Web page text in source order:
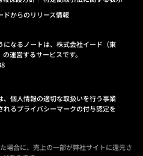
ドからのリリース情報
になるノートは、株式会社イード（東
運営するサービスです。
、個人情報の適切な取扱いを行う事業
れるプライバシーマークの付与認定を
場合に、売上の一部が弊社サイトに還元さ